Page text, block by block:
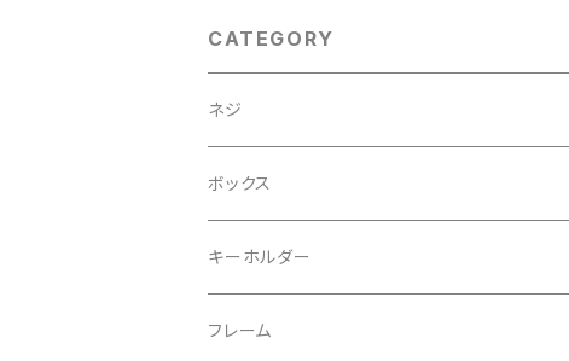
CATEGORY
ネジ
ボックス
キーホルダー
フレーム